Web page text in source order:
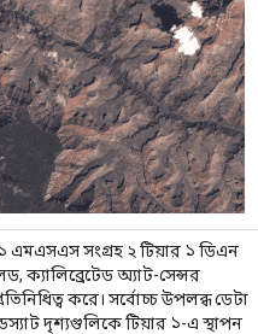
১ এমএসএস সংগ্রহ ২ টিয়ার ১ ডিএন
ক্যালিব্রেটেড অ্যাট-সেন্সর
করে। সর্বোচ্চ উপলব্ধ ডেটা
দৃশ্যগুলিকে টিয়ার ১-এ স্থাপন